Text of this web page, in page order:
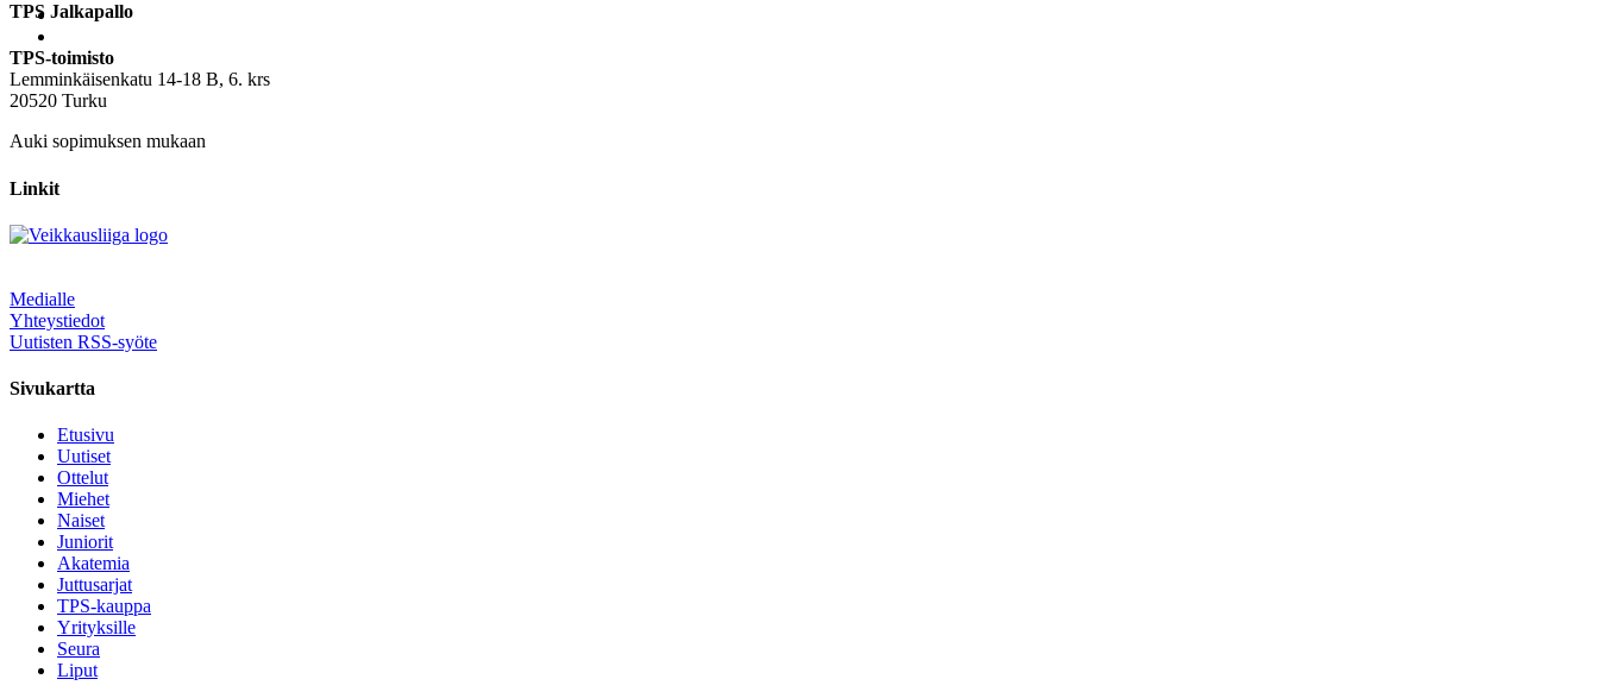
TPS Jalkapallo
TPS-toimisto
Lemminkäisenkatu 14-18 B, 6. krs
20520 Turku
Auki sopimuksen mukaan
Linkit
Medialle
Yhteystiedot
Uutisten RSS-syöte
Sivukartta
Etusivu
Uutiset
Ottelut
Miehet
Naiset
Juniorit
Akatemia
Juttusarjat
TPS-kauppa
Yrityksille
Seura
Liput